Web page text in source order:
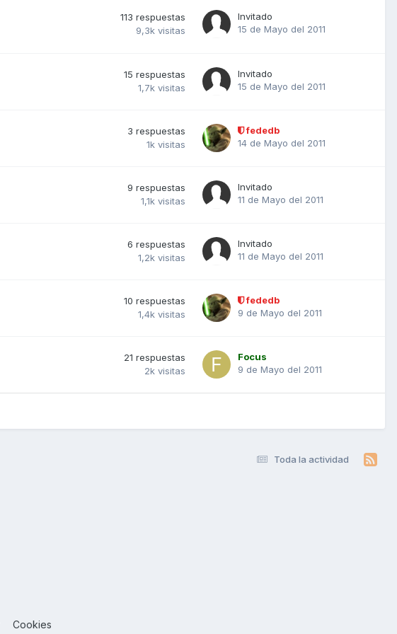
113 respuestas
9,3k visitas
Invitado
15 de Mayo del 2011
15 respuestas
1,7k visitas
Invitado
15 de Mayo del 2011
3 respuestas
1k visitas
fededb
14 de Mayo del 2011
9 respuestas
1,1k visitas
Invitado
11 de Mayo del 2011
6 respuestas
1,2k visitas
Invitado
11 de Mayo del 2011
10 respuestas
1,4k visitas
fededb
9 de Mayo del 2011
21 respuestas
2k visitas
Focus
9 de Mayo del 2011
Toda la actividad
Cookies